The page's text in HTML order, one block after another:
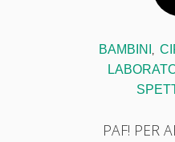
BAMBINI
PAF! PER